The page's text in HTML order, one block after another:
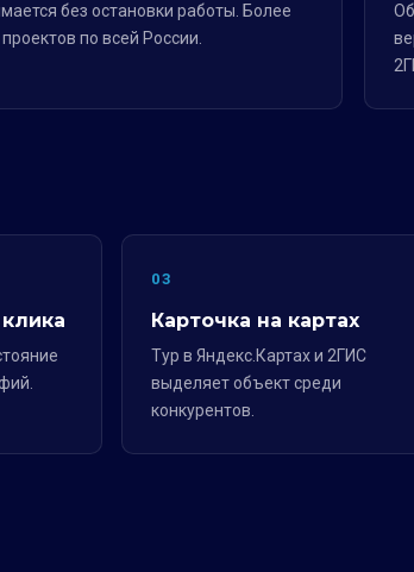
без остановки работы. Более
по всей России.
03
Карточка на картах
Тур в Яндекс.Картах и 2ГИС
выделяет объект среди
конкурентов.